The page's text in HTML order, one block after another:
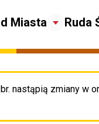
Miasta Ruda
nastąpią zmiany w